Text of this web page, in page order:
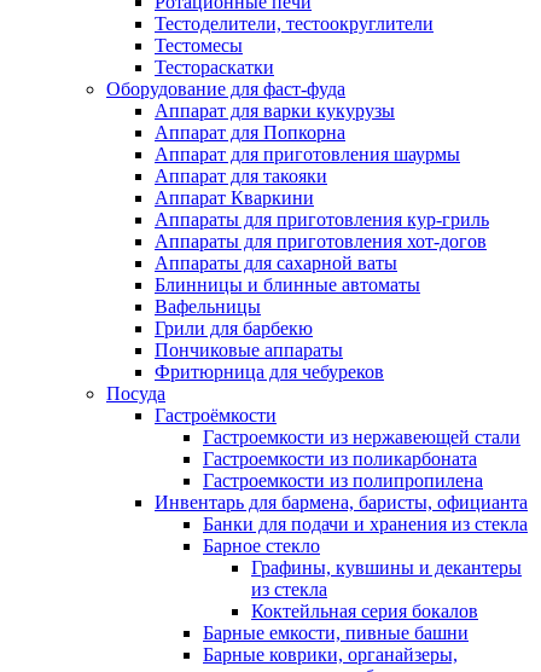
Тестоделители, тестоокруглители
Тестомесы
Тестораскатки
Оборудование для фаст-фуда
Аппарат для варки кукурузы
Аппарат для Попкорна
Аппарат для приготовления шаурмы
Аппарат для такояки
Аппарат Кваркини
Аппараты для приготовления кур-гриль
Аппараты для приготовления хот-догов
Аппараты для сахарной ваты
Блинницы и блинные автоматы
Вафельницы
Грили для барбекю
Пончиковые аппараты
Фритюрница для чебуреков
Посуда
Гастроёмкости
Гастроемкости из нержавеющей стали
Гастроемкости из поликарбоната
Гастроемкости из полипропилена
Инвентарь для бармена, баристы, официанта
Банки для подачи и хранения из стекла
Барное стекло
Графины, кувшины и декантеры
из стекла
Коктейльная серия бокалов
Барные емкости, пивные башни
Барные коврики, органайзеры,